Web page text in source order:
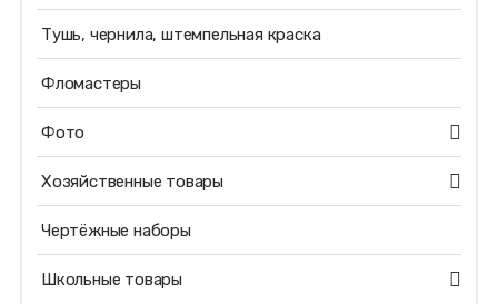
Тушь, чернила, штемпельная краска
Фломастеры
Фото
Хозяйственные товары
Чертёжные наборы
Школьные товары